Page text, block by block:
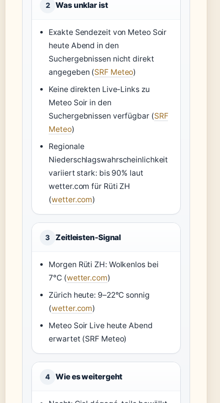
2 Was unklar ist
Exakte Sendezeit von Meteo Soir
heute Abend in den
Suchergebnissen nicht direkt
angegeben (SRF Meteo)
Keine direkten Live-Links zu
Meteo Soir in den
Suchergebnissen verfügbar (SRF
Meteo)
Regionale
Niederschlagswahrscheinlichkeit
variiert stark: bis 90% laut
wetter.com für Rüti ZH
(wetter.com)
3 Zeitleisten-Signal
Morgen Rüti ZH: Wolkenlos bei
7°C (wetter.com)
Zürich heute: 9–22°C sonnig
(wetter.com)
Meteo Soir Live heute Abend
erwartet (SRF Meteo)
4 Wie es weitergeht